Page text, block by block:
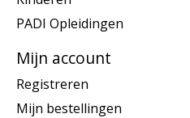
PADI Opleidingen
Mijn account
Registreren
Mijn bestellingen